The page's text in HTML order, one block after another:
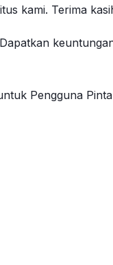
kami. Terima
Pengguna